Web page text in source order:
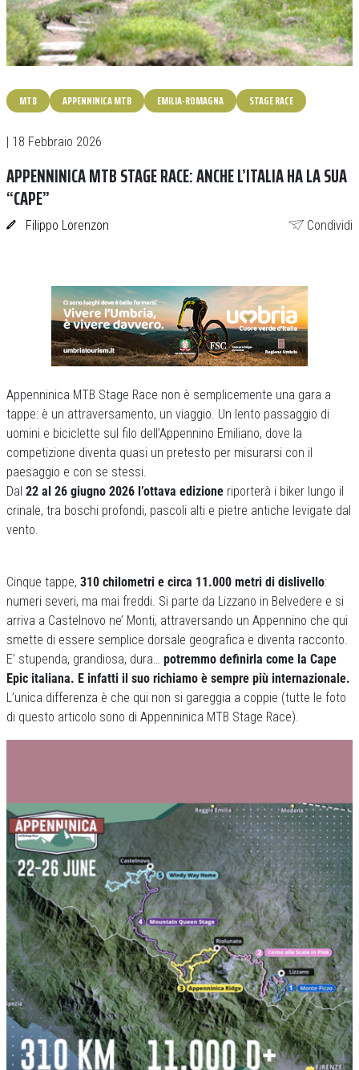
MTB APPENNINICA MTB EMILIA-ROMAGNA STAGE RACE
| 18 Febbraio 2026
APPENNINICA MTB STAGE RACE: ANCHE L’ITALIA HA LA SUA
“CAPE”
Filippo Lorenzon Condividi
Appenninica MTB Stage Race non è semplicemente una gara a
tappe: è un attraversamento, un viaggio. Un lento passaggio di
uomini e biciclette sul filo dell’Appennino Emiliano, dove la
competizione diventa quasi un pretesto per misurarsi con il
paesaggio e con se stessi.
Dal 22 al 26 giugno 2026 l’ottava edizione riporterà i biker lungo il
crinale, tra boschi profondi, pascoli alti e pietre antiche levigate dal
vento.
Cinque tappe, 310 chilometri e circa 11.000 metri di dislivello:
numeri severi, ma mai freddi. Si parte da Lizzano in Belvedere e si
arriva a Castelnovo ne’ Monti, attraversando un Appennino che qui
smette di essere semplice dorsale geografica e diventa racconto.
E’ stupenda, grandiosa, dura… potremmo definirla come la Cape
Epic italiana. E infatti il suo richiamo è sempre più internazionale.
L’unica differenza è che qui non si gareggia a coppie (tutte le foto
di questo articolo sono di Appenninica MTB Stage Race).